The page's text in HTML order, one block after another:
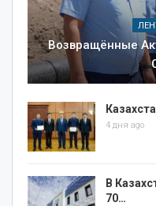
Возвращённые
4 дня ago
В
70…